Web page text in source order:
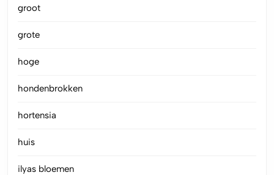
groot
grote
hoge
hondenbrokken
hortensia
huis
ilyas bloemen